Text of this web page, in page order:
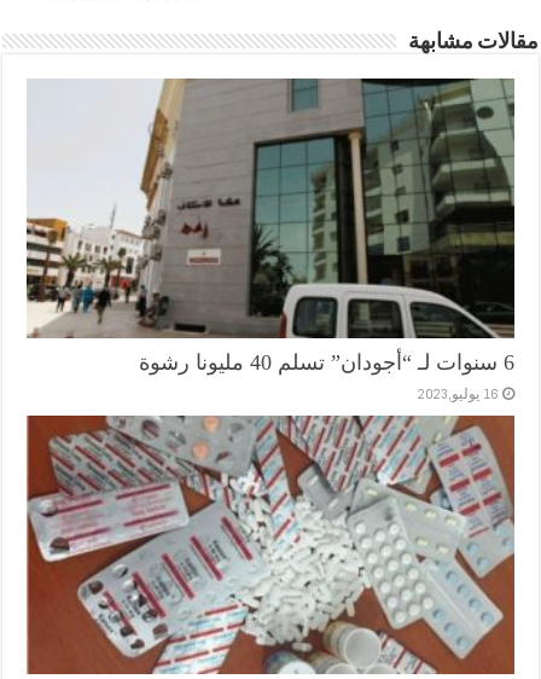
مقالات مشابهة
6 سنوات لـ “أجودان” تسلم 40 مليونا رشوة
16 يوليو,2023